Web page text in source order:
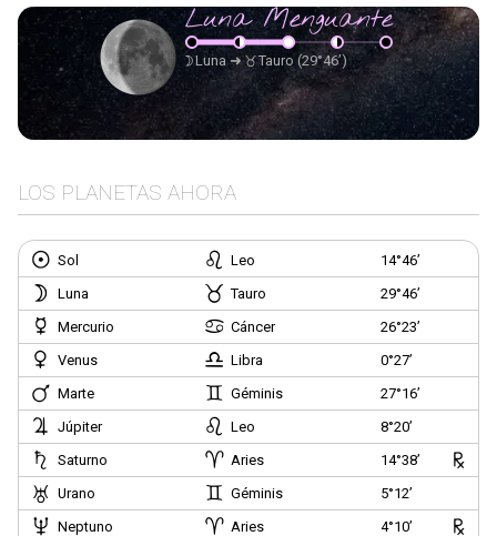
Luna Menguante
Luna➜ Tauro (29°46’)
LOS PLANETAS AHORA
Sol Leo
14°46’
Luna
Tauro
29°46’
Mercurio
Cáncer
26°23’
Venus
Libra
0°27’
Marte
Géminis
27°16’
Júpiter
Leo
8°20’
Saturno
Aries
14°38’
Urano
Géminis
5°12’
Neptuno
Aries
4°10’